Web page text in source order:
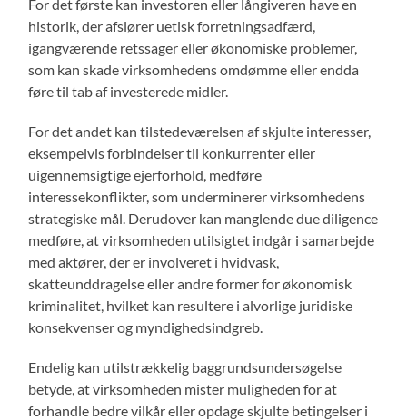
For det første kan investoren eller långiveren have en
historik, der afslører uetisk forretningsadfærd,
igangværende retssager eller økonomiske problemer,
som kan skade virksomhedens omdømme eller endda
føre til tab af investerede midler.
For det andet kan tilstedeværelsen af skjulte interesser,
eksempelvis forbindelser til konkurrenter eller
uigennemsigtige ejerforhold, medføre
interessekonflikter, som underminerer virksomhedens
strategiske mål. Derudover kan manglende due diligence
medføre, at virksomheden utilsigtet indgår i samarbejde
med aktører, der er involveret i hvidvask,
skatteunddragelse eller andre former for økonomisk
kriminalitet, hvilket kan resultere i alvorlige juridiske
konsekvenser og myndighedsindgreb.
Endelig kan utilstrækkelig baggrundsundersøgelse
betyde, at virksomheden mister muligheden for at
forhandle bedre vilkår eller opdage skjulte betingelser i